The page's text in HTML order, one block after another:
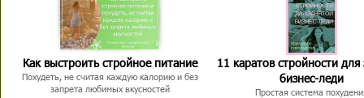
Как выстроить стройное питание
Похудеть, не считая каждую калорию и без
запрета любимых вкусностей
11 каратов стройности для
бизнес-леди
Простая система